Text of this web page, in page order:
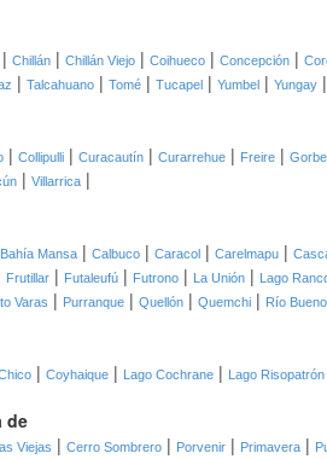
| Chillán | Chillán Viejo | Coihueco | Concepción |
| Talcahuano | Tomé | Tucapel | Yumbel | Yungay |
| Collipulli | Curacautín | Curarrehue | Freire |
| Villarrica |
Bahía Mansa | Calbuco | Caracol | Carelmapu |
Frutillar | Futaleufú | Futrono | La Unión | Lago
Varas | Purranque | Quellón | Quemchi | Río Bueno
| Coyhaique | Lago Cochrane | Lago Risopatrón
de
Viejas | Cerro Sombrero | Porvenir | Primavera |